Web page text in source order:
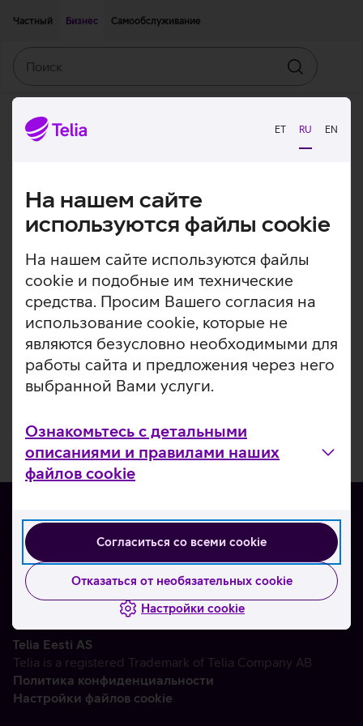
ET RU EN
На нашем сайте
используются файлы cookie
На нашем сайте используются файлы
cookie и подобные им технические
средства. Просим Вашего согласия на
использование cookie, которые не
являются безусловно необходимыми для
работы сайта и предложения через него
выбранной Вами услуги.
Ознакомьтесь с детальными
описаниями и правилами наших
файлов cookie
Согласиться со всеми cookie
Отказаться от необязательных cookie
Настройки cookie
Частный
Бизнес Самообслуживание
Искать
О нас
Контакты
Партнерам
Telia Eesti AS
Telia is a registered Trademark of Telia Company AB
Политика конфиденциальности
Настройки файлов cookie